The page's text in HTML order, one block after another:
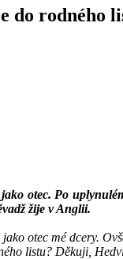
do rodného
otec. Po
žije v Anglii.
otec mé dcery.
listu? Děkuji,